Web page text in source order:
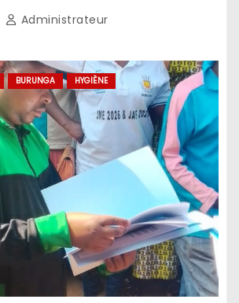
Administrateur
BURUNGA HYGIÈNE